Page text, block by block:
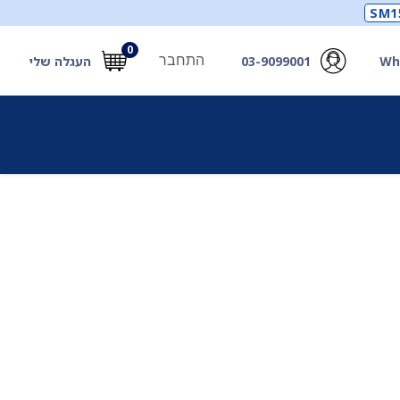
03-9099001
0
העגלה שלי התחבר